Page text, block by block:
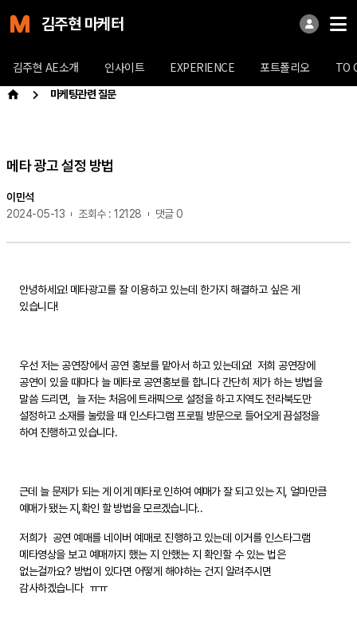
김주현 마케터
김주현 AE소개 인사이트 EXPERIENCE 포트폴리오 TO
마케팅관련 질문
메타 광고 설정 방법
이민석
2024-05-13
조회수 : 12128 댓글 0
안녕하세요! 메타광고를 잘 이용하고 있는데 한가지 해결하고 싶은 게
있습니다!
우선 저는 공연장에서 공연 홍보를 맡아서 하고 있는데요! 저희 공연장에
공연이 있을 때마다 늘 메타로 공연홍보를 합니다 간단히 제가 하는 방법을
말씀 드리면, 늘 저는 처음에 트래픽으로 설정을 하고 지역도 전라북도만
설정하고 소재를 눌렀을 때 인스타그램 프로필 방문으로 들어오게 끔설정을
하여 진행하고 있습니다.
근데 늘 문제가 되는 게 이게 메타로 인하여 예매가 잘 되고 있는 지, 얼마만큼
예매가 됐는 지,확인 할 방법을 모르겠습니다..
저희가 공연 예매를 네이버 예매로 진행하고 있는데 이거를 인스타그램
메타영상을 보고 예매까지 했는 지 안했는 지 확인할 수 있는 법은
없는걸까요? 방법이 있다면 어떻게 해야하는 건지 알려주시면
감사하겠습니다 ㅠㅠ